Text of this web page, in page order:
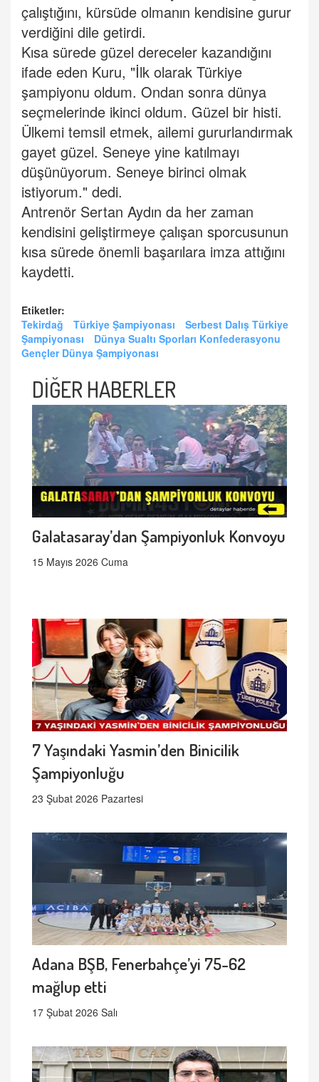
çalıştığını, kürsüde olmanın kendisine gurur
verdiğini dile getirdi.
Kısa sürede güzel dereceler kazandığını
ifade eden Kuru, "İlk olarak Türkiye
şampiyonu oldum. Ondan sonra dünya
seçmelerinde ikinci oldum. Güzel bir histi.
Ülkemi temsil etmek, ailemi gururlandırmak
gayet güzel. Seneye yine katılmayı
düşünüyorum. Seneye birinci olmak
istiyorum." dedi.
Antrenör Sertan Aydın da her zaman
kendisini geliştirmeye çalışan sporcusunun
kısa sürede önemli başarılara imza attığını
kaydetti.
Etiketler:
Tekirdağ
Türkiye Şampiyonası
Serbest Dalış Türkiye
Şampiyonası
Dünya Sualtı Sporları Konfederasyonu
Gençler Dünya Şampiyonası
DİĞER HABERLER
Galatasaray’dan Şampiyonluk Konvoyu
15 Mayıs 2026 Cuma
7 Yaşındaki Yasmin’den Binicilik
Şampiyonluğu
23 Şubat 2026 Pazartesi
Adana BŞB, Fenerbahçe’yi 75-62
mağlup etti
17 Şubat 2026 Salı